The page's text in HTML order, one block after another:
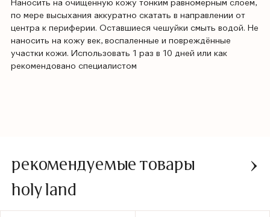
Наносить на очищенную кожу тонким равномерным слоем,
по мере высыхания аккуратно скатать в направлении от
центра к периферии. Оставшиеся чешуйки смыть водой. Не
наносить на кожу век, воспаленные и повреждённые
участки кожи. Использовать 1 раз в 10 дней или как
рекомендовано специалистом
рекомендуемые товары
holy land